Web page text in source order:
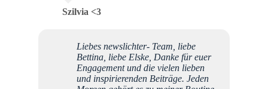
Szilvia <3
Liebes newslichter- Team, liebe
Bettina, liebe Elske, Danke für euer
Engagement und die vielen lieben
und inspirierenden Beiträge. Jeden